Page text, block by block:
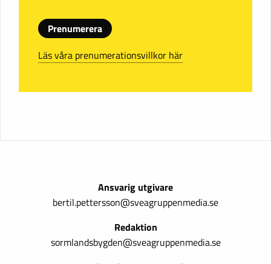
Prenumerera
Läs våra prenumerationsvillkor här
Ansvarig utgivare
bertil.pettersson@sveagruppenmedia.se
Redaktion
sormlandsbygden@sveagruppenmedia.se